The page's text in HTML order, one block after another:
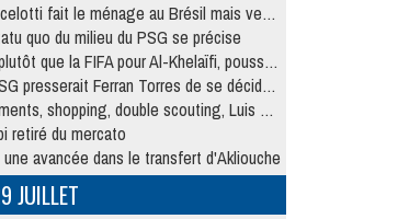
fait le ménage au Brésil mais veut garder Marquinhos
quo du milieu du PSG se précise
que la FIFA pour Al-Khelaïfi, poussé par l'UEFA ?
Ferran Torres de se décider, deux pistes de secours
double scouting, Luis Campos dévoile ses méthodes
retiré du mercato
avancée dans le transfert d'Akliouche
JUILLET